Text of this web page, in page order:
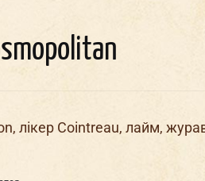
лікер Cointreau, лайм,